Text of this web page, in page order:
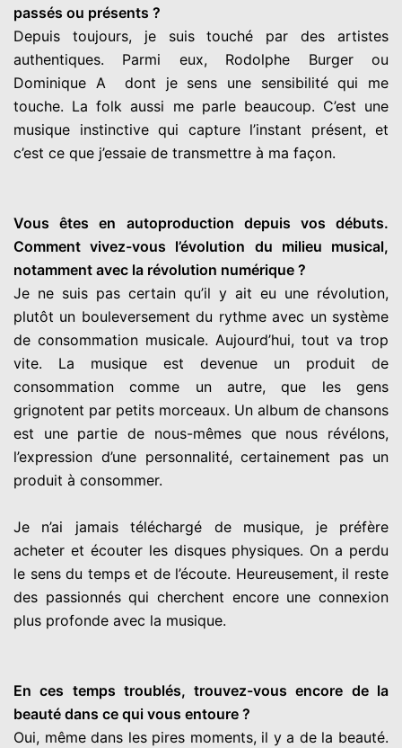
passés ou présents ?
Depuis toujours, je suis touché par des artistes
authentiques. Parmi eux, Rodolphe Burger ou
Dominique A dont je sens une sensibilité qui me
touche. La folk aussi me parle beaucoup. C’est une
musique instinctive qui capture l’instant présent, et
c’est ce que j’essaie de transmettre à ma façon.
Vous êtes en autoproduction depuis vos débuts.
Comment vivez-vous l’évolution du milieu musical,
notamment avec la révolution numérique ?
Je ne suis pas certain qu’il y ait eu une révolution,
plutôt un bouleversement du rythme avec un système
de consommation musicale. Aujourd’hui, tout va trop
vite. La musique est devenue un produit de
consommation comme un autre, que les gens
grignotent par petits morceaux. Un album de chansons
est une partie de nous-mêmes que nous révélons,
l’expression d’une personnalité, certainement pas un
produit à consommer.
Je n’ai jamais téléchargé de musique, je préfère
acheter et écouter les disques physiques. On a perdu
le sens du temps et de l’écoute. Heureusement, il reste
des passionnés qui cherchent encore une connexion
plus profonde avec la musique.
En ces temps troublés, trouvez-vous encore de la
beauté dans ce qui vous entoure ?
Oui, même dans les pires moments, il y a de la beauté.